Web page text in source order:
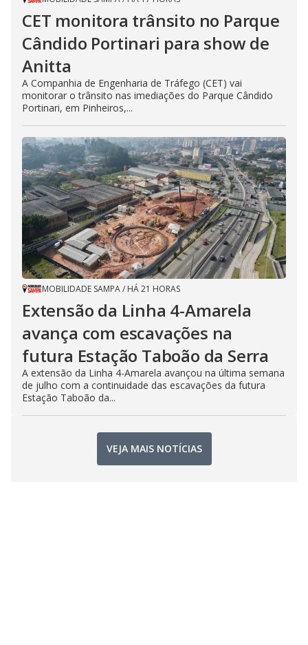
CET monitora trânsito no Parque
Cândido Portinari para show de
Anitta
A Companhia de Engenharia de Tráfego (CET) vai
monitorar o trânsito nas imediações do Parque Cândido
Portinari, em Pinheiros,...
MOBILIDADE SAMPA/ HÁ 21 HORAS
Extensão da Linha 4-Amarela
avança com escavações na
futura Estação Taboão da Serra
A extensão da Linha 4-Amarela avançou na última semana
de julho com a continuidade das escavações da futura
Estação Taboão da...
VEJA MAIS NOTÍCIAS